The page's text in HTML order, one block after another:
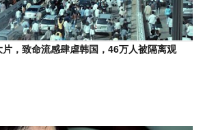
片，致命流感肆虐韩国，46万人被隔离观